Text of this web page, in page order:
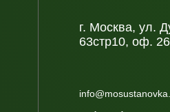
г. Москва, ул.
63стр10, оф. 26